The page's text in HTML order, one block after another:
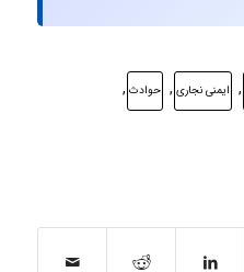
, ایمنی نجاری , حوادث ,